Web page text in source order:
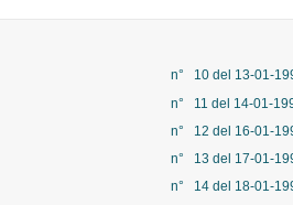
n° 10 del 13-01-
n° 11 del 14-01-
n° 12 del 16-01-
n° 13 del 17-01-
n° 14 del 18-01-